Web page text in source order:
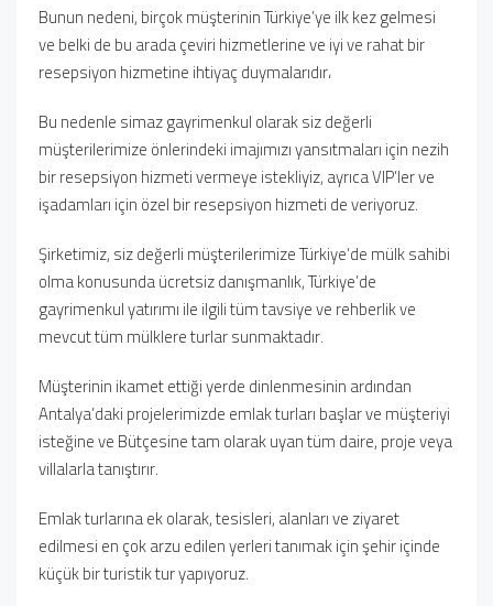
Bunun nedeni, birçok müşterinin Türkiye’ye ilk kez gelmesi
ve belki de bu arada çeviri hizmetlerine ve iyi ve rahat bir
resepsiyon hizmetine ihtiyaç duymalarıdır،
Bu nedenle simaz gayrimenkul olarak siz değerli
müşterilerimize önlerindeki imajımızı yansıtmaları için nezih
bir resepsiyon hizmeti vermeye istekliyiz, ayrıca VIP’ler ve
işadamları için özel bir resepsiyon hizmeti de veriyoruz.
Şirketimiz, siz değerli müşterilerimize Türkiye’de mülk sahibi
olma konusunda ücretsiz danışmanlık, Türkiye’de
gayrimenkul yatırımı ile ilgili tüm tavsiye ve rehberlik ve
mevcut tüm mülklere turlar sunmaktadır.
Müşterinin ikamet ettiği yerde dinlenmesinin ardından
Antalya’daki projelerimizde emlak turları başlar ve müşteriyi
isteğine ve Bütçesine tam olarak uyan tüm daire, proje veya
villalarla tanıştırır.
Emlak turlarına ek olarak, tesisleri, alanları ve ziyaret
edilmesi en çok arzu edilen yerleri tanımak için şehir içinde
küçük bir turistik tur yapıyoruz.